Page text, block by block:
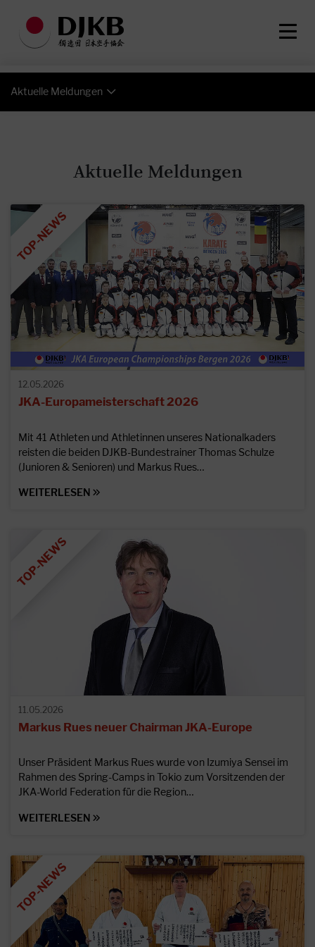
Aktuelle Meldungen
Aktuelle Meldungen
12.05.2026
JKA-Europameisterschaft 2026
Mit 41 Athleten und Athletinnen unseres Nationalkaders
reisten die beiden DJKB-Bundestrainer Thomas Schulze
(Junioren & Senioren) und Markus Rues…
WEITERLESEN
11.05.2026
Markus Rues neuer Chairman JKA-Europe
Unser Präsident Markus Rues wurde von Izumiya Sensei im
Rahmen des Spring-Camps in Tokio zum Vorsitzenden der
JKA-World Federation für die Region…
WEITERLESEN